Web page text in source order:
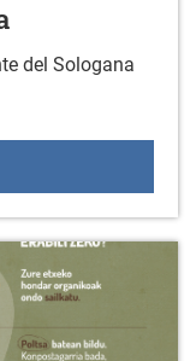
del Sologana
de la